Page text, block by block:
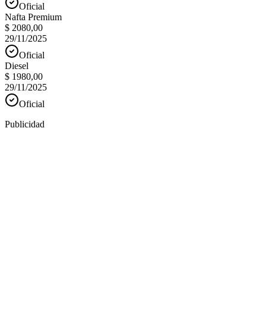
Oficial
Nafta Premium
$ 2080,00
29/11/2025
Oficial
Diesel
$ 1980,00
29/11/2025
Oficial
Publicidad